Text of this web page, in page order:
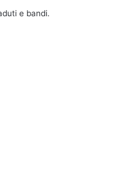
e bandi.